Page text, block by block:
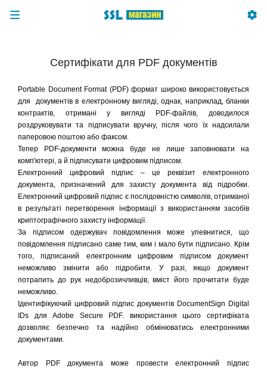
Сертифікати для PDF документів
Portable Document Format (PDF) формат широко використовується
для документів в електронному вигляді, однак, наприклад, бланки
контрактів, отримані у вигляді PDF-файлів, доводилося
роздруковувати та підписувати вручну, після чого їх надсилали
паперовою поштою або факсом.
Тепер PDF-документи можна буде не лише заповнювати на
комп'ютері, а й підписувати цифровим підписом.
Електронний цифровий підпис – це реквізит електронного
документа, призначений для захисту документа від підробки.
Електронний цифровий підпис є послідовністю символів, отриманої
в результаті перетворення інформації з використанням засобів
криптографічного захисту інформації.
За підписом одержувач повідомлення може упевнитися, що
повідомлення підписано саме тим, ким і мало бути підписано. Крім
того, підписаний електронним цифровим підписом документ
неможливо змінити або підробити. У разі, якщо документ
потрапить до рук недоброзичливців, вміст його прочитати буде
неможливо.
Ідентифікуючий цифровий підпис документів DocumentSign Digital
IDs для Adobe Secure PDF. використання цього сертифіката
дозволяє безпечно та надійно обмінюватись електронними
документами.
Автор PDF документа може провести електронний підпис